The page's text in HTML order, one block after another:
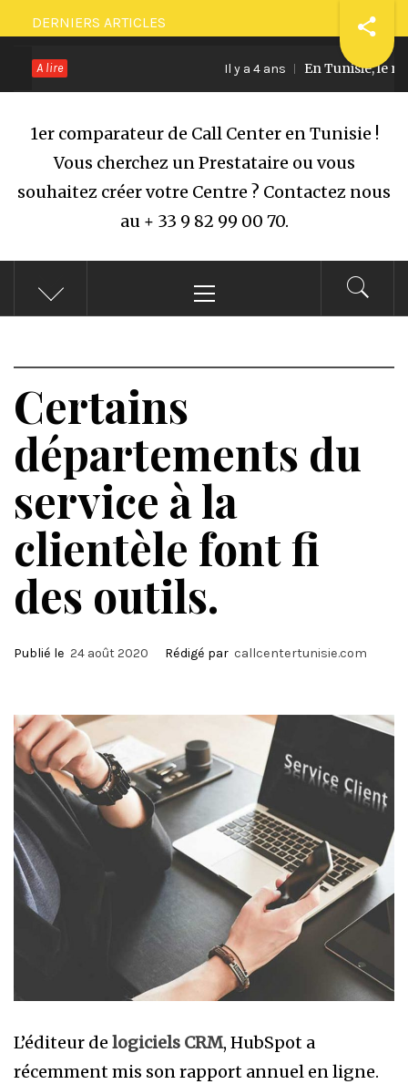
Passer
au
contenu
DERNIERS ARTICLES
A lire Il y a 4 ans En Tunisie, le
1er comparateur de Call Center en Tunisie !
Vous cherchez un Prestataire ou vous
souhaitez créer votre Centre ? Contactez nous
au + 33 9 82 99 00 70.
principal
Certains
départements du
service à la
clientèle font fi
des outils.
Publié le 24 août 2020 Rédigé par callcentertunisie.com
L’éditeur de logiciels CRM, HubSpot a
récemment mis son rapport annuel en ligne.